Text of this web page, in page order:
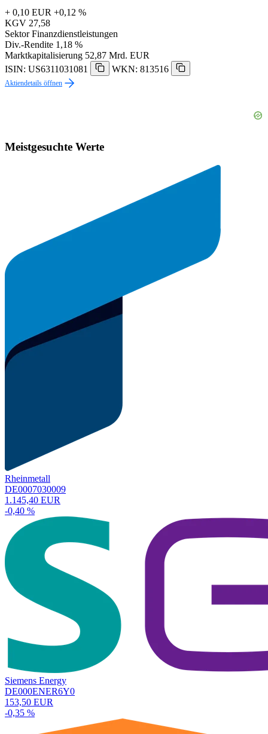
+ 0,10 EUR +0,12 %
KGV 27,58
Sektor Finanzdienstleistungen
Div.-Rendite 1,18 %
Marktkapitalisierung 52,87 Mrd. EUR
ISIN: US6311031081
WKN: 813516
Aktiendetails öffnen
Meistgesuchte Werte
Rheinmetall
DE0007030009
1.145,40 EUR
-0,40 %
Siemens Energy
DE000ENER6Y0
153,50 EUR
-0,35 %